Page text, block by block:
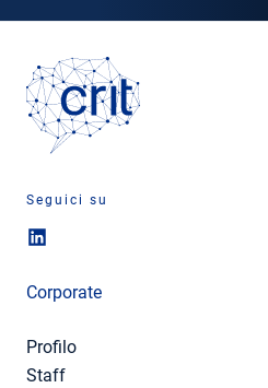
Seguici su
Corporate
Profilo
Staff